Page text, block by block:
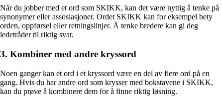
Når du jobber med et ord som SKIKK, kan det være nyttig å tenke på
synonymer eller assosiasjoner. Ordet SKIKK kan for eksempel bety
orden, oppførsel eller retningslinjer. Å tenke bredere kan gi deg
ledetråder til riktig svar.
3. Kombiner med andre kryssord
Noen ganger kan et ord i et kryssord være en del av flere ord på en
gang. Hvis du har andre ord som krysser med bokstavene i SKIKK,
kan du prøve å kombinere dem for å finne riktig løsning.